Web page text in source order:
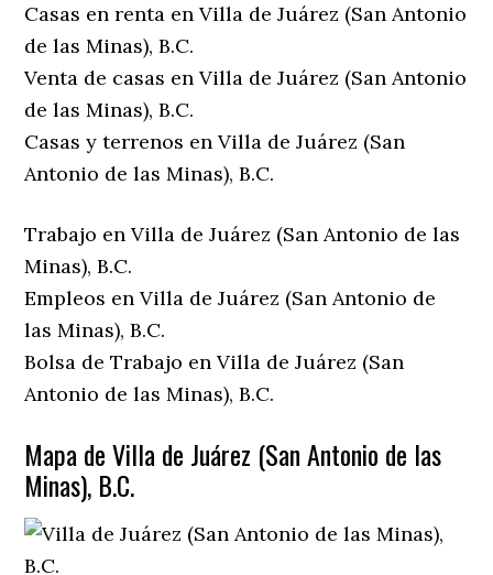
Casas en renta en Villa de Juárez (San Antonio
de las Minas), B.C.
Venta de casas en Villa de Juárez (San Antonio
de las Minas), B.C.
Casas y terrenos en Villa de Juárez (San
Antonio de las Minas), B.C.
Trabajo en Villa de Juárez (San Antonio de las
Minas), B.C.
Empleos en Villa de Juárez (San Antonio de
las Minas), B.C.
Bolsa de Trabajo en Villa de Juárez (San
Antonio de las Minas), B.C.
Mapa de Villa de Juárez (San Antonio de las
Minas), B.C.